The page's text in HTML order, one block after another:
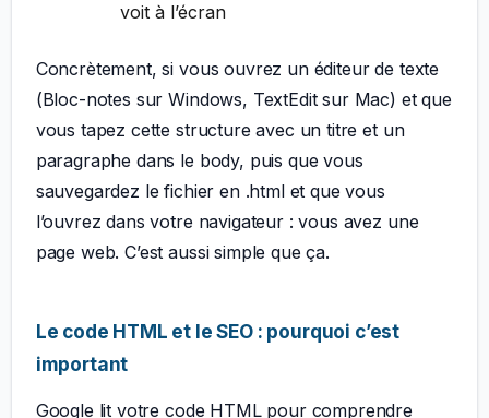
voit à l’écran
Concrètement, si vous ouvrez un éditeur de texte
(Bloc-notes sur Windows, TextEdit sur Mac) et que
vous tapez cette structure avec un titre et un
paragraphe dans le body, puis que vous
sauvegardez le fichier en .html et que vous
l’ouvrez dans votre navigateur : vous avez une
page web. C’est aussi simple que ça.
Le code HTML et le SEO : pourquoi c’est
important
Google lit votre code HTML pour comprendre